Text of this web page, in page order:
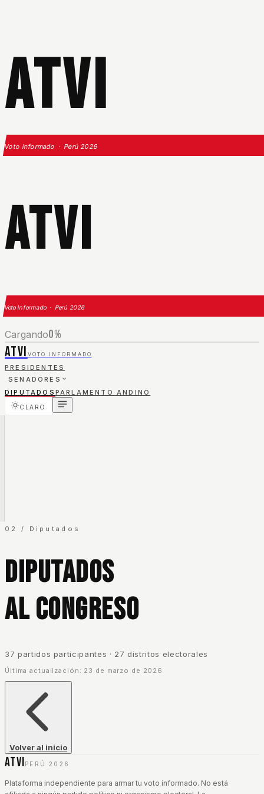
ATVI
Voto Informado · Perú 2026
ATVI
Voto Informado · Perú 2026
Cargando0%
ATVI VOTO INFORMADO
PRESIDENTES
SENADORES
DIPUTADOS PARLAMENTO ANDINO
CLARO
02 / Diputados
Diputados
al Congreso
37 partidos participantes · 27 distritos electorales
Última actualización: 23 de marzo de 2026
Volver al inicio
ATVIPERÚ 2026
Plataforma independiente para armar tu voto informado. No está